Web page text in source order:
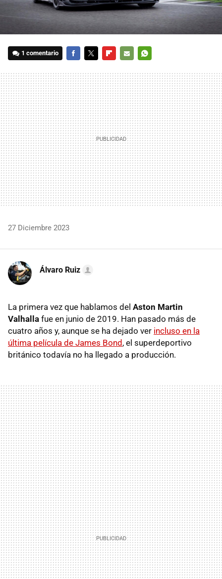
1 comentario
MAIL
27 Diciembre 2023
Álvaro Ruiz
La primera vez que hablamos del Aston Martin
Valhalla fue en junio de 2019. Han pasado más de
cuatro años y, aunque se ha dejado ver incluso en la
última película de James Bond, el superdeportivo
británico todavía no ha llegado a producción.